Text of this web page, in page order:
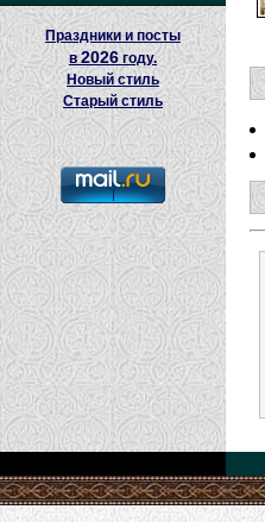
Праздники и посты
в2026 году.
Новый стиль
Старый стиль